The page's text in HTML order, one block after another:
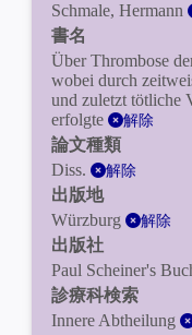
Schmale, Hermann
書名
Über Thrombose
wobei durch
und zuletzt tötliche
erfolgte
解除
論文種類
Diss.
解除
出版地
Würzburg
解除
出版社
Paul Scheiner's
診療科検索
Innere Abtheilung